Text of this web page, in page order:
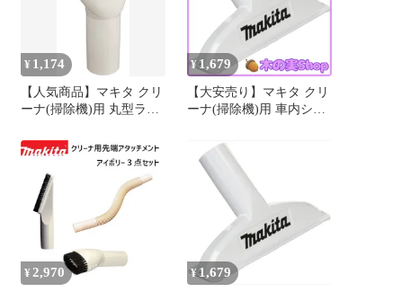
¥ 1,174
【人気商品】マキタ クリ
ーナ(掃除機)用 丸型ラウ
A-37471
¥1,679
【大安売り】マキタ クリ
ーナ(掃除機)用 車内シー
67022
¥ 2,970 ¥ 1,679